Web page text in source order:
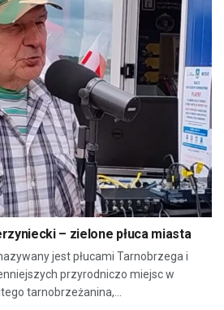
– zielone płuca miasta
jest płucami Tarnobrzega i
przyrodniczo miejsc w
tarnobrzeżanina,...